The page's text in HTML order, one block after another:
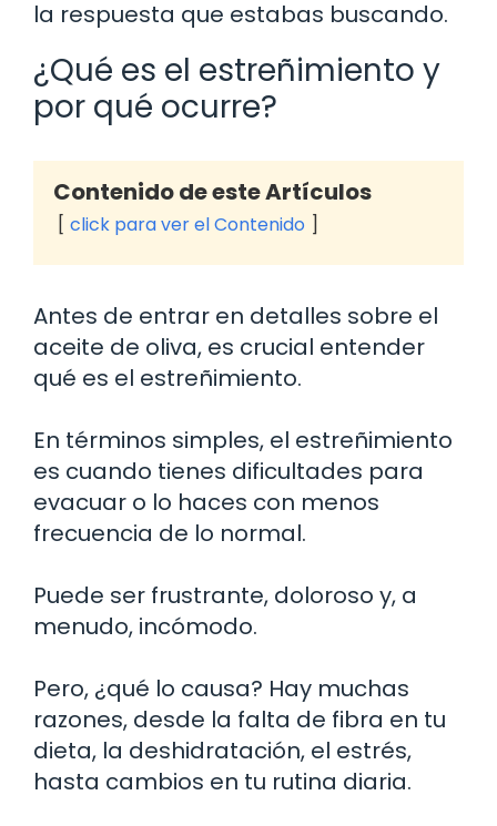
la respuesta que estabas buscando.
¿Qué es el estreñimiento y
por qué ocurre?
Contenido de este Artículos
click para ver el Contenido
Antes de entrar en detalles sobre el
aceite de oliva, es crucial entender
qué es el estreñimiento.
En términos simples, el estreñimiento
es cuando tienes dificultades para
evacuar o lo haces con menos
frecuencia de lo normal.
Puede ser frustrante, doloroso y, a
menudo, incómodo.
Pero, ¿qué lo causa? Hay muchas
razones, desde la falta de fibra en tu
dieta, la deshidratación, el estrés,
hasta cambios en tu rutina diaria.